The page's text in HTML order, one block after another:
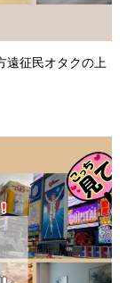
遠征民オタクの上